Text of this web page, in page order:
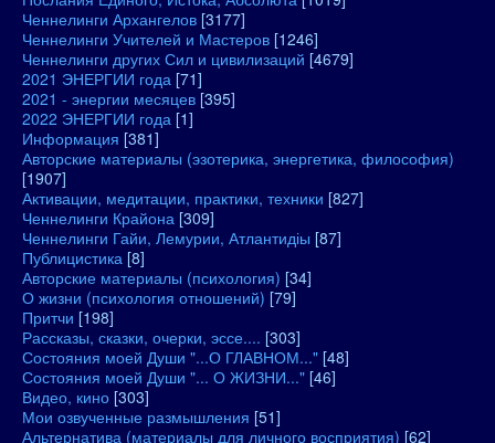
Ченнелинги Архангелов [3177]
Ченнелинги Учителей и Мастеров [1246]
Ченнелинги других Сил и цивилизаций [4679]
2021 ЭНЕРГИИ года [71]
2021 - энергии месяцев [395]
2022 ЭНЕРГИИ года [1]
Информация [381]
Авторские материалы (эзотерика, энергетика, философия)
[1907]
Активации, медитации, практики, техники [827]
Ченнелинги Крайона [309]
Ченнелинги Гайи, Лемурии, Атлантидіы [87]
Публицистика [8]
Авторские материалы (психология) [34]
О жизни (психология отношений) [79]
Притчи [198]
Рассказы, сказки, очерки, эссе.... [303]
Состояния моей Души "...О ГЛАВНОМ..." [48]
Состояния моей Души "... О ЖИЗНИ..." [46]
Видео, кино [303]
Мои озвученные размышления [51]
Альтернатива (материалы для личного восприятия) [62]